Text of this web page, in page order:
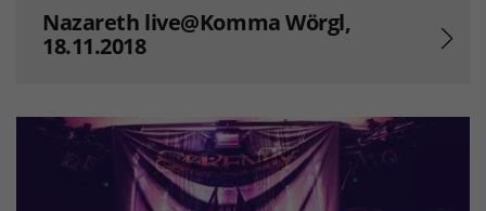
Nazareth live@Komma Wörgl,
18.11.2018